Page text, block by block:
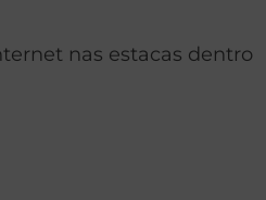
nas estacas dentro